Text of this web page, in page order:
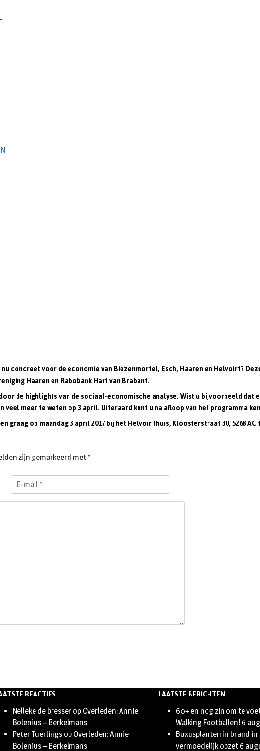
concreet voor de economie van Biezenmortel, Esch, Haaren en Helvoirt?
Haaren en Rabobank Hart van Brabant.
de highlights van de sociaal-economische analyse. Wist u bijvoorbeeld
veel meer te weten op 3 april. Uiteraard kunt u na afloop van het programma
graag op maandag 3 april 2017 bij hetHelvoirThuis, Kloosterstraat 30, 5268
zijn gemarkeerd met *
REACTIES
Nelleke de bresser op Overleden: Annie
Bolenius – Berkelmans
Peter Tuerlings op Overleden: Annie
Bolenius – Berkelmans
LAATSTE BERICHTEN
60+ en nog zin om te
Walking Footballen! 6
Buxusplanten in brand
vermoedelijk opzet 6